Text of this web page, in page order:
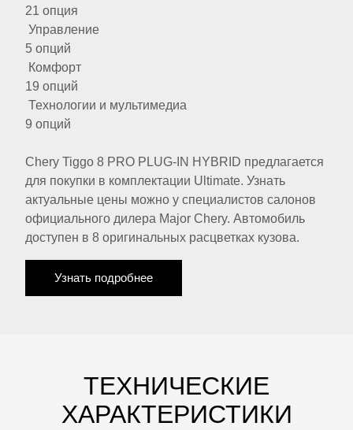
21 опция
Управление
5 опций
Комфорт
19 опций
Технологии и мультимедиа
9 опций
Chery Tiggo 8 PRO PLUG-IN HYBRID предлагается
для покупки в комплектации Ultimate. Узнать
актуальные цены можно у специалистов салонов
официального дилера Major Chery. Автомобиль
доступен в 8 оригинальных расцветках кузова.
Узнать подробнее
ТЕХНИЧЕСКИЕ
ХАРАКТЕРИСТИКИ